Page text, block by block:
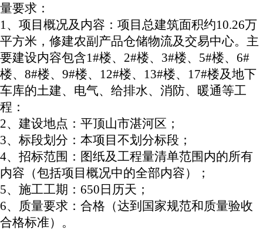
量要求：
1、项目概况及内容：项目总建筑面积约10.26万
平方米，修建农副产品仓储物流及交易中心。主
要建设内容包含1#楼、2#楼、3#楼、5#楼、6#
楼、8#楼、9#楼、12#楼、13#楼、17#楼及地下
车库的土建、电气、给排水、消防、暖通等工
程：
2、建设地点：平顶山市湛河区；
3、标段划分：本项目不划分标段；
4、招标范围：图纸及工程量清单范围内的所有
内容（包括项目概况中的全部内容）；
5、施工工期：650日历天；
6、质量要求：合格（达到国家规范和质量验收
合格标准）。